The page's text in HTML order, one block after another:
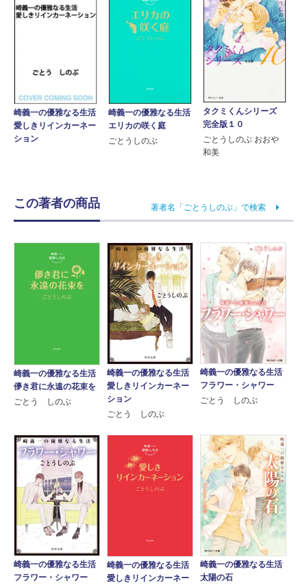
崎義一の優雅なる生活
愛しきリインカーネー
ション
崎義一の優雅なる生活
エリカの咲く庭
ごとうしのぶ
タクミくんシリーズ
完全版１０
ごとうしのぶ おおや
和美
この著者の商品 著者名「ごとうしのぶ」で検索
崎義一の優雅なる生活
儚き君に永遠の花束を
ごとう しのぶ
崎義一の優雅なる生活
愛しきリインカーネー
ション
ごとう しのぶ
崎義一の優雅なる生活
フラワー・シャワー
ごとう しのぶ
崎義一の優雅なる生活
フラワー・シャワー
崎義一の優雅なる生活
愛しきリインカーネー
崎義一の優雅なる生活
太陽の石